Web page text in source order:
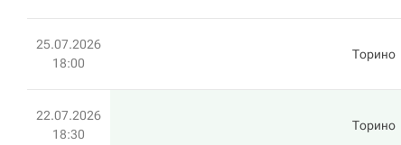
25.07.2026
18:00
Торино
22.07.2026
18:30
Торино